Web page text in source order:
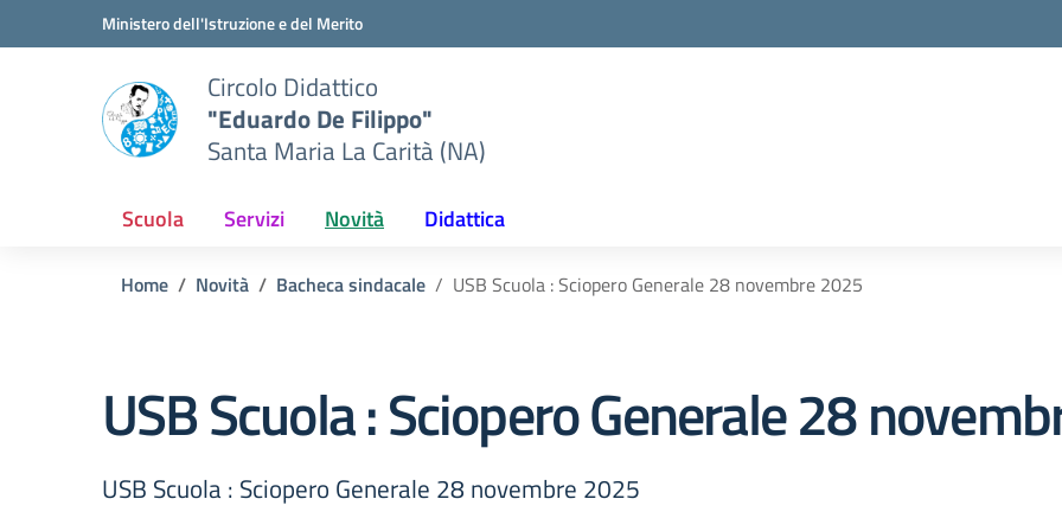
Vai ai contenuti
Vai al menu di navigazioneMinistero dell'Istruzione e del Merito
Circolo Didattico
"Eduardo De Filippo"
Santa Maria La Carità (NA)
Scuola Servizi Novità Didattica
Home Novità Bacheca sindacale USB Scuola : Sciopero Generale 28 novembre 2025
USB Scuola : Sciopero Generale 28
USB Scuola : Sciopero Generale 28 novembre 2025